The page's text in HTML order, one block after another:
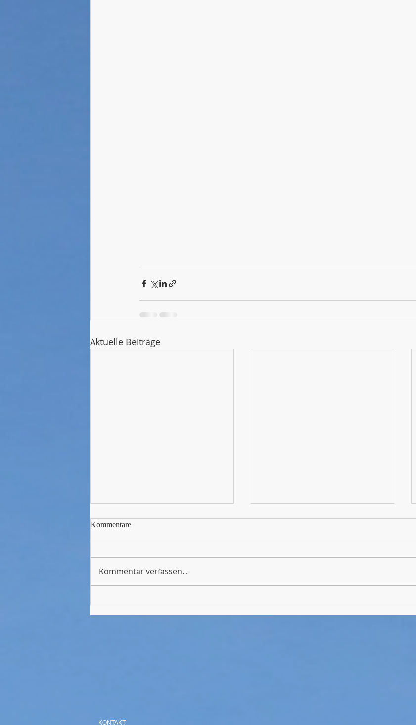
Aktuelle Beiträge
Kommentare
Kommentar verfassen...
KONTAKT